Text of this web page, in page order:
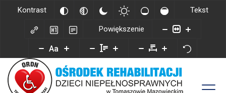
Kontrast Tekst
Powiększenie
Aa